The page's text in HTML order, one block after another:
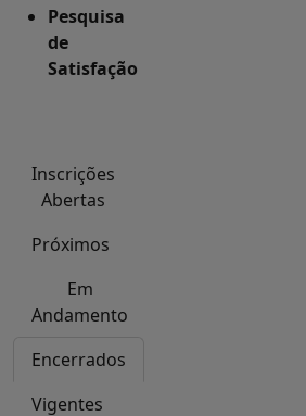
Pesquisa
de
Satisfação
Inscrições
Abertas
Próximos
Em
Andamento
Encerrados
Vigentes